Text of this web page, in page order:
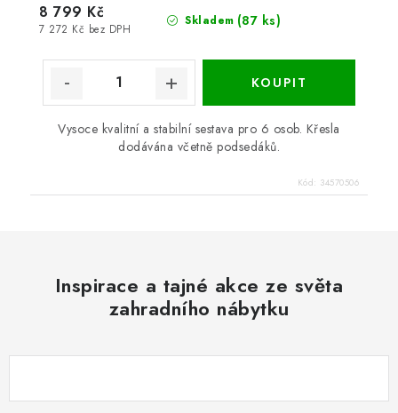
Skladem (87 ks)
7 272 Kč bez DPH
8 799 Kč
Vysoce kvalitní a stabilní sestava pro 6 osob. Křesla
dodávána včetně podsedáků.
Kód: 34570506
Inspirace a tajné akce ze světa
zahradního nábytku